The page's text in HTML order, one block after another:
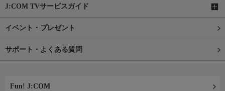
J:COM TVサービスガイド
イベント・プレゼント
サポート・よくある質問
Fun! J:COM